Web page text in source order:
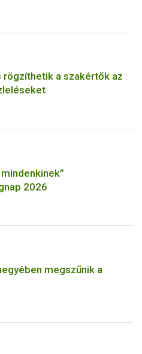
rögzíthetik a szakértők az
2026
megszűnik a